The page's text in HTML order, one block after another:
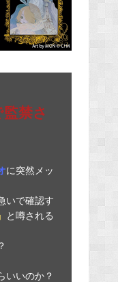
監禁さ
に突然メッ
いで確認す
と噂される
いいのか？​​